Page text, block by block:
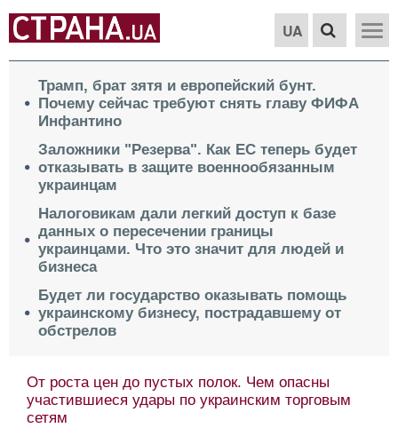
UA
Трамп, брат зятя и европейский бунт.
Почему сейчас требуют снять главу ФИФА
Инфантино
Заложники "Резерва". Как ЕС теперь будет
отказывать в защите военнообязанным
украинцам
Налоговикам дали легкий доступ к базе
данных о пересечении границы
украинцами. Что это значит для людей и
бизнеса
Будет ли государство оказывать помощь
украинскому бизнесу, пострадавшему от
обстрелов
От роста цен до пустых полок. Чем опасны
участившиеся удары по украинским торговым
сетям